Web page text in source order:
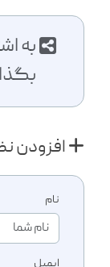
به
افزودن
نام
ایمیل